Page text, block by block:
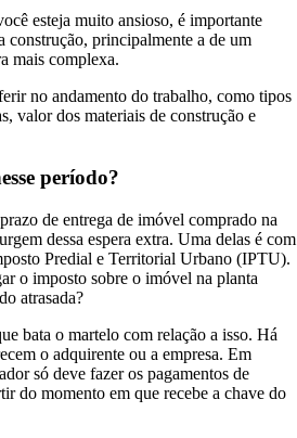
esteja muito ansioso, é importante
construção, principalmente a de um
mais complexa.
no andamento do trabalho, como tipos
valor dos materiais de construção e
período?
de entrega de imóvel comprado na
dessa espera extra. Uma delas é com
Predial e Territorial Urbano (IPTU).
o imposto sobre o imóvel na planta
atrasada?
bata o martelo com relação a isso. Há
o adquirente ou a empresa. Em
só deve fazer os pagamentos de
do momento em que recebe a chave do